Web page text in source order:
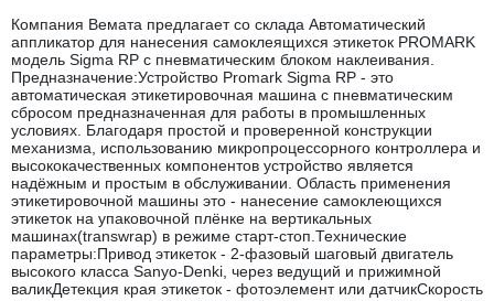
Компания Вемата предлагает со склада Автоматический
аппликатор для нанесения самоклеящихся этикеток PROMARK
модель Sigma RP с пневматическим блоком наклеивания.
Предназначение:Устройство Promark Sigma RP - это
автоматическая этикетировочная машина с пневматическим
сбросом предназначенная для работы в промышленных
условиях. Благодаря простой и проверенной конструкции
механизма, использованию микропроцессорного контроллера и
высококачественных компонентов устройство является
надёжным и простым в обслуживании. Область применения
этикетировочной машины это - нанесение самоклеющихся
этикеток на упаковочной плёнке на вертикальных
машинах(transwrap) в режиме старт-стоп.Технические
параметры:Привод этикеток - 2-фазовый шаговый двигатель
высокого класса Sanyo-Denki, через ведущий и прижимной
валикДетекция края этикеток - фотоэлемент или датчикСкорость